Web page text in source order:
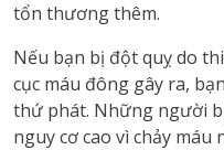
tổn thương thêm.
Nếu bạn bị đột quỵ do
cục máu đông gây ra,
thứ phát. Những người
nguy cơ cao vì chảy